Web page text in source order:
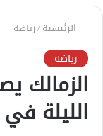
الرئيسية/رياضة
رياضة
الزمالك
الليلة